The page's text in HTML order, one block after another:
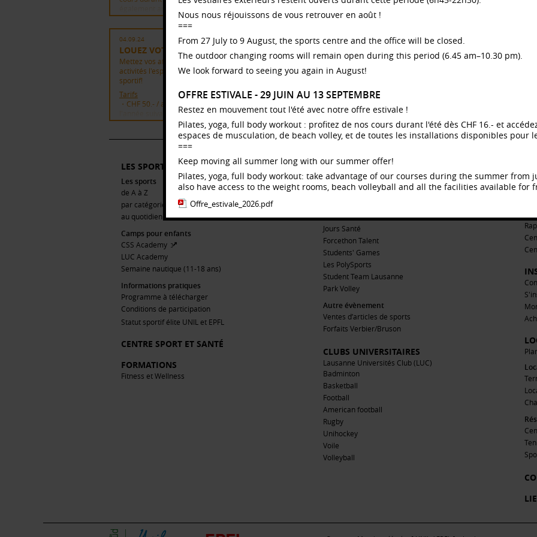
volley, et de toutes les installations disponibles
pour le sport libre.
===
Keep moving all summer long with our summer
offer!
Pilates, yoga, full body workout: take advantage of
our courses during the summer from just CHF 16
and also have access to the weight rooms, beach
volleyball and all the facilities available for free
Offre_estivale_2026.pdf
meilleures conditions.
galerie SOS1 resteront ouvertes durant toute la
période.
patience !
The SOS 2 fitness room will be closed from June 1
to August 17, 2026.
Renovation work on the floor is planned to
improve your comfort and safety, enabling us to
welcome you in better conditions.
gyms will remain open throughout this period.
Thank you for your understanding and patience!
ACTIVITÉ LIÉE: MUSCULATION
04.09.24
LOUEZ VOTRE CASIER!
Mettez vos affaires en sécurité et participez aux
activités l'esprit léger : louez un casier au centre
sportif!
Tarifs
・CHF 50.- / année (du 1er juillet au 15 juillet de
・CHF 35.- / semestre (du 1er septembre au 28
février / du 1er février au 15 juillet)
Toutes les infos sur la page concernée ci-dessous.
Keep your belongings safe and take part in
activities with a light mind: hire a locker at the
sports centre!
・CHF 50.00 / year (from 1 July to 15 July of the
following year)
February / 1 February to 15 July)
Full details on the relevant page below.
ACTIVITÉ LIÉE: LOCATION DE CASIER
LES SPORTS
Les sports
de A à Z
par catégorie
au quotidien
Camps pour enfants
CSS Academy
LUC Academy
Semaine nautique (11-18 ans)
Informations pratiques
Programme à télécharger
Conditions de participation
Statut sportif élite UNIL et EPFL
CENTRE SPORT ET SANTÉ
FORMATIONS
Fitness et Wellness
ÉVÈNEMENTS
Évènements sportifs
Nuit du volley
Nuit du badminton
Jours Santé
Forcethon Talent
Students' Games
Les PolySports
Student Team Lausanne
Park Volley
Autre évènement
Ventes d’articles de sports
Forfaits Verbier/Bruson
CLUBS UNIVERSITAIRES
Lausanne Universités Club (LUC)
Badminton
Basketball
Football
American football
Rugby
Unihockey
Voile
Volleyball
Le
Nous nous réjouissons de vous retrouver en août !
===
From 27 July to 9 August, the sports centre and the office will be closed.
The outdoor changing rooms will remain open during this period (6.45 am–10.30 pm).
We look forward to seeing you again in August!
OFFRE ESTIVALE - 29 JUIN AU 13 SEPTEMBRE
Restez en mouvement tout l'été avec notre offre estivale !
Pilates, yoga, full body workout : profitez de nos cours durant l'été dès CHF 16.- et
espaces de musculation, de beach volley, et de toutes les installations disponibles pour
===
Keep moving all summer long with our summer offer!
Pilates, yoga, full body workout: take advantage of our courses during the summer from
also have access to the weight rooms, beach volleyball and all the facilities available for
Offre_estivale_2026.pdf